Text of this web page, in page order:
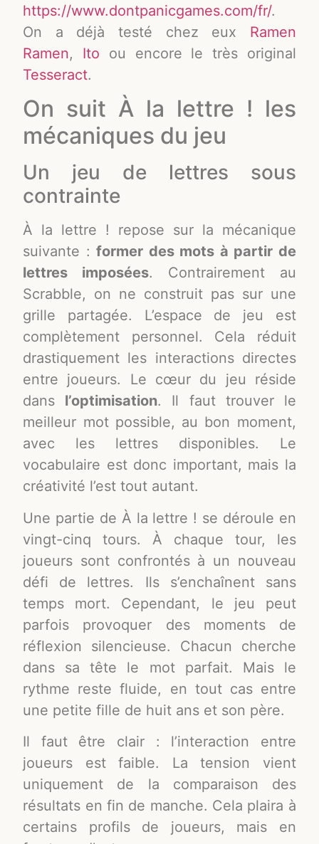
https://www.dontpanicgames.com/fr/.
On a déjà testé chez eux Ramen
Ramen, Ito ou encore le très original
Tesseract.
On suit À la lettre ! les
mécaniques du jeu
Un jeu de lettres sous
contrainte
À la lettre ! repose sur la mécanique
suivante :former des mots à partir de
lettres imposées. Contrairement au
Scrabble, on ne construit pas sur une
grille partagée. L’espace de jeu est
complètement personnel. Cela réduit
drastiquement les interactions directes
entre joueurs. Le cœur du jeu réside
dans l’optimisation. Il faut trouver le
meilleur mot possible, au bon moment,
avec les lettres disponibles. Le
vocabulaire est donc important, mais la
créativité l’est tout autant.
Une partie de À la lettre ! se déroule en
vingt-cinq tours. À chaque tour, les
joueurs sont confrontés à un nouveau
défi de lettres. Ils s’enchaînent sans
temps mort. Cependant, le jeu peut
parfois provoquer des moments de
réflexion silencieuse. Chacun cherche
dans sa tête le mot parfait. Mais le
rythme reste fluide, en tout cas entre
une petite fille de huit ans et son père.
Il faut être clair : l’interaction entre
joueurs est faible. La tension vient
uniquement de la comparaison des
résultats en fin de manche. Cela plaira à
certains profils de joueurs, mais en